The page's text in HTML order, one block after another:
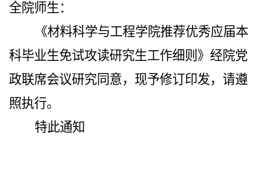
全院师生：
《材料科学与工程学院推荐优秀应届本
科毕业生免试攻读研究生工作细则 》 经院党
政联席会议研究 同意，现予修订印发，请遵
照执行。
特此通知